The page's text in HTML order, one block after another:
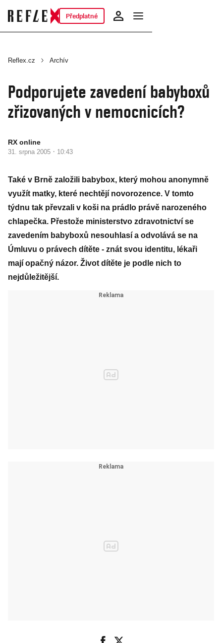
Předplatné
Reflex.cz Archív
Podporujete zavedení babyboxů
zřizovaných v nemocnicích?
RX online
31. srpna 2005 · 10:43
Také v Brně založili babybox, který mohou anonymně
využít matky, které nechtějí novorozence. V tomto
týdnu tak převzali v koši na prádlo právě narozeného
chlapečka. Přestože ministerstvo zdravotnictví se
zavedením babyboxů nesouhlasí a odvolává se na
Úmluvu o právech dítěte - znát svou identitu, lékaři
mají opačný názor. Život dítěte je podle nich to
nejdůležitější.